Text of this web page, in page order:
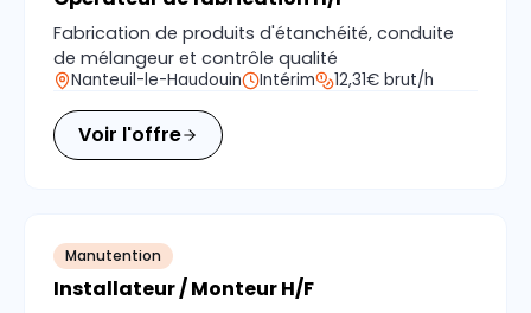
Fabrication de produits d'étanchéité, conduite
de mélangeur et contrôle qualité
Nanteuil-le-Haudouin Intérim 12,31€ brut/h
Voir l'offre
Manutention
Installateur / Monteur H/F